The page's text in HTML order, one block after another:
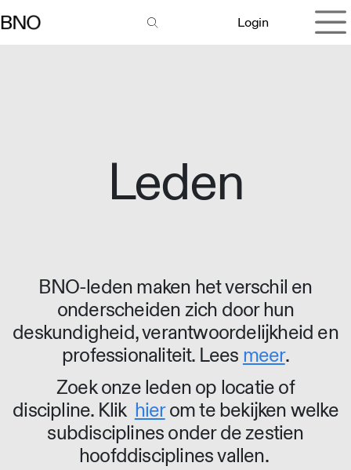
Login
Leden
BNO-leden maken het verschil en
onderscheiden zich door hun
deskundigheid, verantwoordelijkheid en
professionaliteit. Lees meer.
Zoek onze leden op locatie of
discipline. Klik hierom te bekijken welke
subdisciplines onder de zestien
hoofddisciplines vallen.